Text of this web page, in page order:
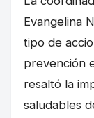
Evangelina
tipo de
prevención
resaltó la
saludables